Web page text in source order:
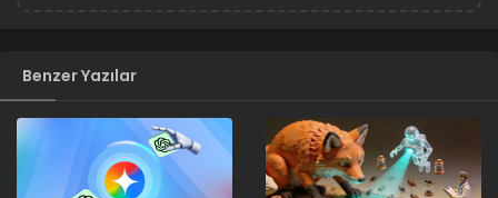
Benzer Yazılar